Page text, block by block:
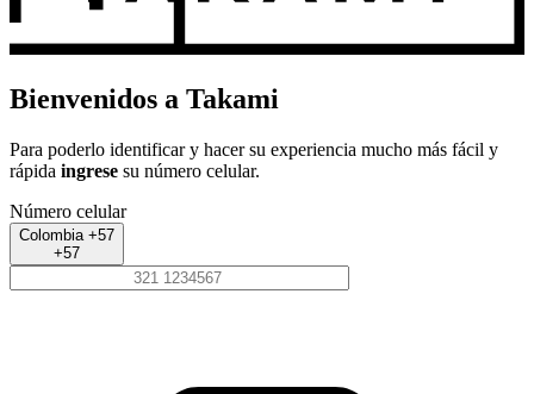
Bienvenidos a Takami
Para poderlo identificar y hacer su experiencia mucho más fácil y
rápida ingrese su número celular.
Número celular
Colombia +57
+57